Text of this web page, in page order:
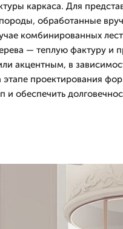
каркаса. Для
обработанные
комбинированных
— теплую фактуру и
акцентным, в
этапе проектирования
и обеспечить